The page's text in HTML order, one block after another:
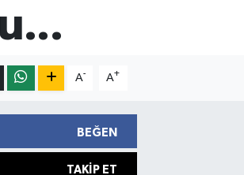
A- A+
BEĞEN
TAKIP ET